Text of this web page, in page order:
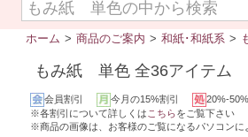
ホーム > 商品のご案内 > 和紙･和紙系 >
もみ紙 単色 全36アイテム
会員割引 今月の15%割引 20%-
※各割引について詳しくは こちらをご覧下さい
※商品の画像は、お客様のご覧になるパソコンに